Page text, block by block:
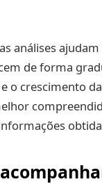
análises
de forma
o crescimento